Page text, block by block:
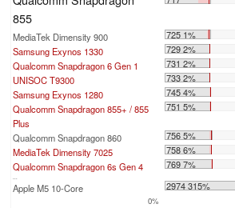
855
MediaTek Dimensity 900
725 1%
Samsung Exynos 1330
729 2%
Qualcomm Snapdragon 6 Gen 1
731 2%
UNISOC T9300
733 2%
Samsung Exynos 1280
745 4%
Qualcomm Snapdragon 855+ / 855
Plus
751 5%
Qualcomm Snapdragon 860
756 5%
MediaTek Dimensity 7025
758 6%
Qualcomm Snapdragon 6s Gen 4
769 7%
...
Apple M5 10-Core 2974 315%
0%